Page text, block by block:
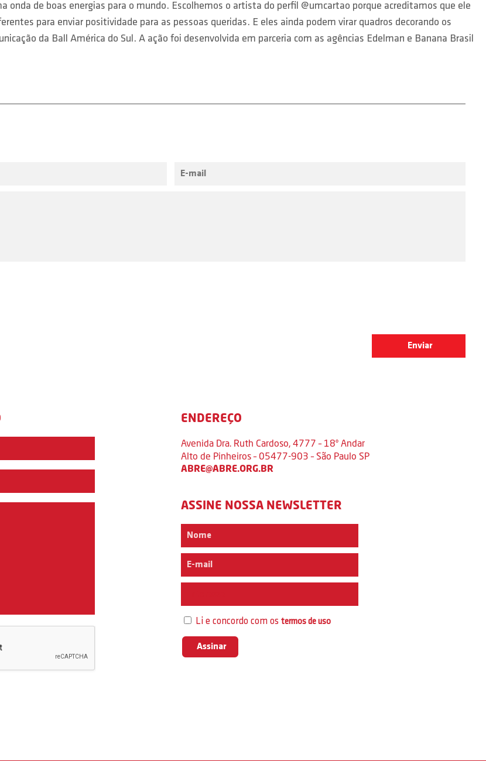
de boas energias para o mundo. Escolhemos o artista do perfil @umcartao porque acreditamos que ele
para enviar positividade para as pessoas queridas. E eles ainda podem virar quadros decorando os
da Ball América do Sul. A ação foi desenvolvida em parceria com as agências Edelman e Banana Brasil
ENDEREÇO
Avenida Dra. Ruth Cardoso, 4777 – 18º Andar
Alto de Pinheiros – 05477-903 – São Paulo SP
ABRE@ABRE.ORG.BR
ASSINE NOSSA NEWSLETTER
Li e concordo com ostermos de uso